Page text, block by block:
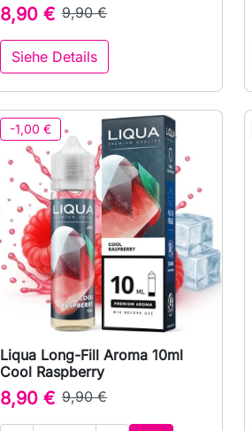
8,90 € 9,90 €
Siehe Details
-1,00 €
 Vorschau
Liqua Long-Fill Aroma 10ml
Cool Raspberry
8,90 € 9,90 €